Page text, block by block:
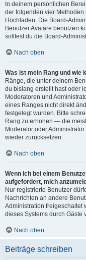
In deinem persönlichen
der folgenden vier Methoden
Hochladen. Die Board-
Benutzer Avatare benutzen
solltest du die Board-
Nach oben
Was ist mein Rang und wie
Ränge, die unter deinem
du bislang erstellt hast oder
Moderatoren und
eines Ranges nicht direkt
festgelegt wurden. Bitte
Rang zu erhöhen — die
Moderator oder
wieder zurücksetzen.
Nach oben
Wenn ich bei einem
aufgefordert, mich
Nur registrierte Benutzer
Nachrichten an andere
Administration freigeschaltet
dieses Systems durch Gäste
Nach oben
Beiträge schreiben